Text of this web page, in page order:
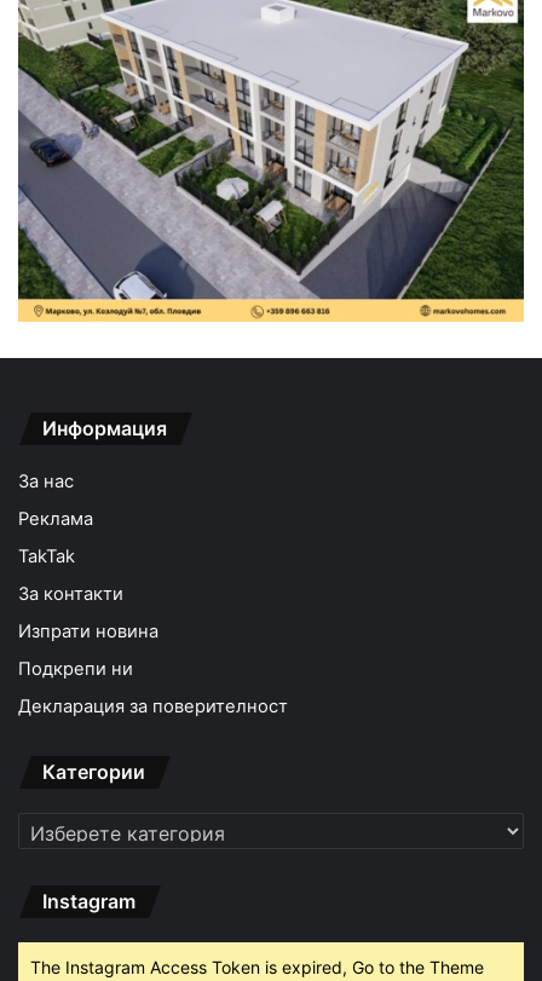
Информация
За нас
Реклама
TakTak
За контакти
Изпрати новина
Подкрепи ни
Декларация за поверителност
Категории
Категории
Instagram
The Instagram Access Token is expired, Go to the Theme